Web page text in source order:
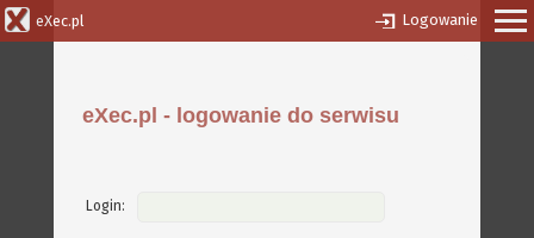
eXec.pl Logowanie
eXec.pl - logowanie do serwisu
Login: